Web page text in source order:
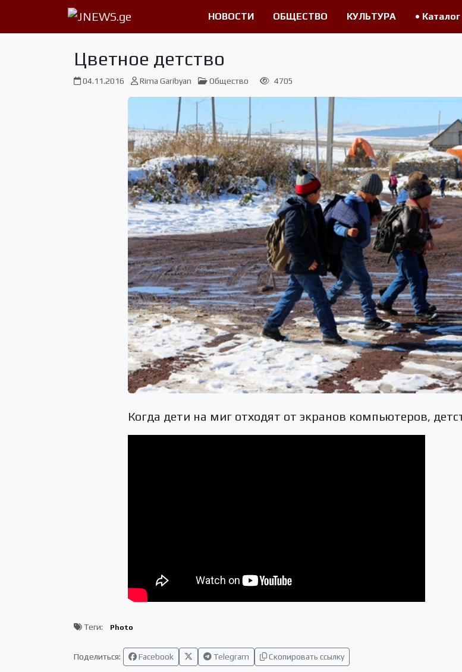
НОВОСТИ ОБЩЕСТВО КУЛЬТУРА • Каталог
Цветное детство
04.11.2016 Rima Garibyan Общество 4705
Когда дети на миг отходят от экранов компьютеров,
Теги: Photo
Поделиться: Facebook Telegram Скопировать ссылку